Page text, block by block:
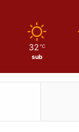
32 ℃
sub